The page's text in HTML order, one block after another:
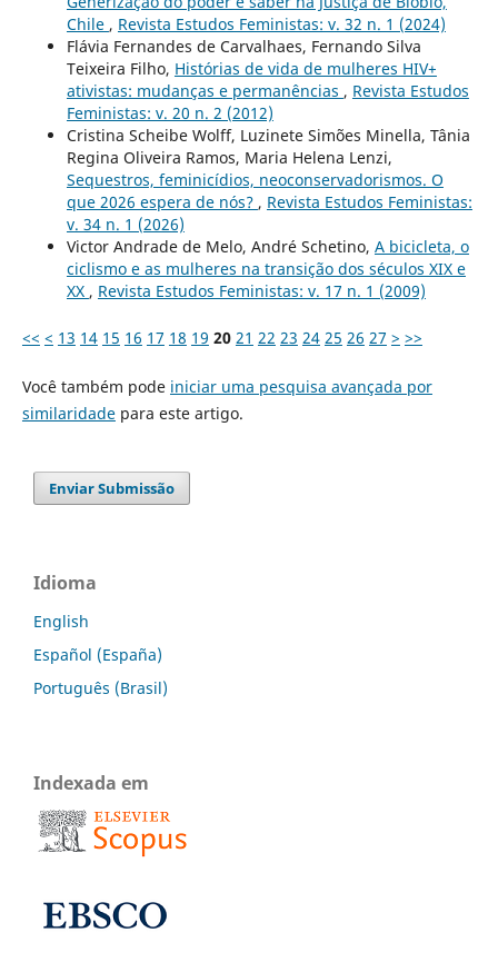
Chile , Revista Estudos Feministas: v. 32 n. 1 (2024)
Flávia Fernandes de Carvalhaes, Fernando Silva
Teixeira Filho, Histórias de vida de mulheres HIV+
ativistas: mudanças e permanências , Revista Estudos
Feministas: v. 20 n. 2 (2012)
Cristina Scheibe Wolff, Luzinete Simões Minella, Tânia
Regina Oliveira Ramos, Maria Helena Lenzi,
Sequestros, feminicídios, neoconservadorismos. O
que 2026 espera de nós? , Revista Estudos Feministas:
v. 34 n. 1 (2026)
Victor Andrade de Melo, André Schetino, A bicicleta, o
ciclismo e as mulheres na transição dos séculos XIX e
XX , Revista Estudos Feministas: v. 17 n. 1 (2009)
<< < 13 14 15 16 17 18 19 20 21 22 23 24 25 26 27 > >>
Você também pode iniciar uma pesquisa avançada por
similaridadepara este artigo.
Enviar Submissão
Idioma
English
Español (España)
Português (Brasil)
Indexada em